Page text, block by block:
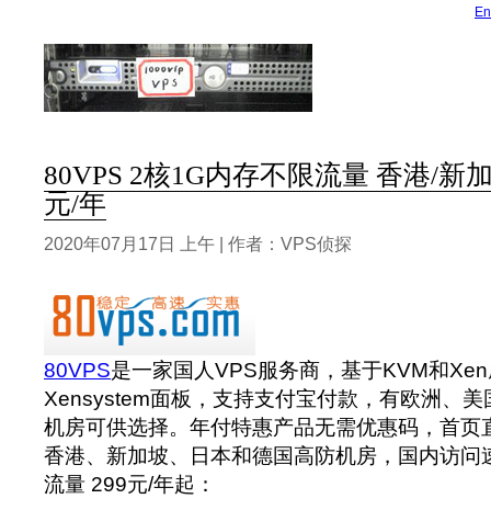
80VPS 2核1G内存不限流量 香港/新
元/年
2020年07月17日 上午 | 作者：VPS侦探
80VPS是一家国人VPS服务商，基于KVM和
Xensystem面板，支持支付宝付款，有欧洲、
机房可供选择。年付特惠产品无需优惠码，首页
香港、新加坡、日本和德国高防机房，国内访问
流量 299元/年起：